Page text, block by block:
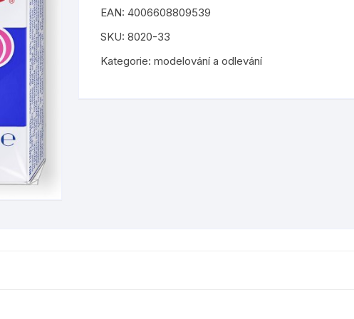
a
hudební nástroje
igráčci
odrážedla, koloběžky
ostatní
plyšové
pro holky
barvy a laky
tiskopisysamolepky
tetování
kreativní sešity
EAN: 4006608809539
SKU: 8020-33
Kategorie: modelování a odlevání